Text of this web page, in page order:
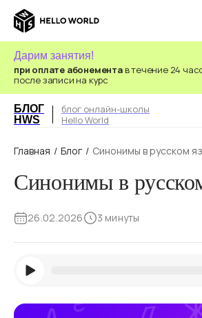
при оплате абонементав течение 24
после записи на курс
Дарим занятия!
БЛОГ
HWS
блог онлайн-школы
Hello World
Главная / Блог / Синонимы в русском
Синонимы в
26.02.2026 3 минуты